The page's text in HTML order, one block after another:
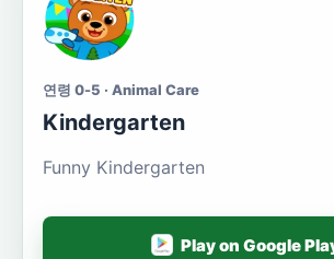
연령 0-5 · Animal Care
Kindergarten
Funny Kindergarten
Play on Google